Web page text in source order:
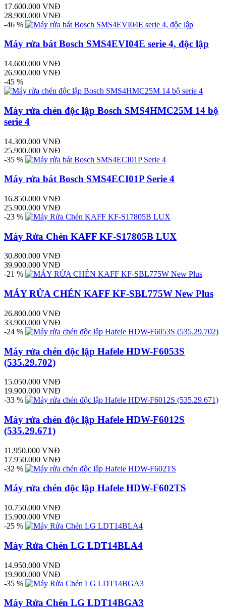
17.600.000 VNĐ
28.900.000 VNĐ
-46 %
Máy rửa bát Bosch SMS4EVI04E serie 4, độc lập
14.600.000 VNĐ
26.900.000 VNĐ
-45 %
Máy rửa chén độc lập Bosch SMS4HMC25M 14 bộ
serie 4
14.300.000 VNĐ
25.900.000 VNĐ
-35 %
Máy rửa bát Bosch SMS4ECI01P Serie 4
16.850.000 VNĐ
25.900.000 VNĐ
-23 %
Máy Rửa Chén KAFF KF-S17805B LUX
30.800.000 VNĐ
39.900.000 VNĐ
-21 %
MÁY RỬA CHÉN KAFF KF-SBL775W New Plus
26.800.000 VNĐ
33.900.000 VNĐ
-24 %
Máy rửa chén độc lập Hafele HDW-F6053S
(535.29.702)
15.050.000 VNĐ
19.900.000 VNĐ
-33 %
Máy rửa chén độc lập Hafele HDW-F6012S
(535.29.671)
11.950.000 VNĐ
17.950.000 VNĐ
-32 %
Máy rửa chén độc lập Hafele HDW-F602TS
10.750.000 VNĐ
15.900.000 VNĐ
-25 %
Máy Rửa Chén LG LDT14BLA4
14.950.000 VNĐ
19.900.000 VNĐ
-35 %
Máy Rửa Chén LG LDT14BGA3